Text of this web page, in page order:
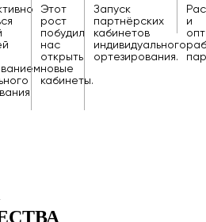
Этот
рост
побудил
нас
открыть
новые
кабинеты.
Запуск
партнёрских
кабинетов
индивидуального
ортезирования.
и